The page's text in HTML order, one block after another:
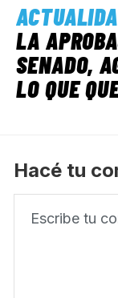
LA
SENADO,
LO QUE
Hacé tu